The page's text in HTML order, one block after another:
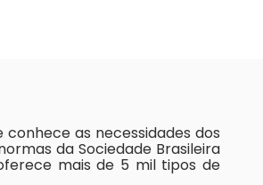
as necessidades dos
da Sociedade Brasileira
mais de 5 mil tipos de